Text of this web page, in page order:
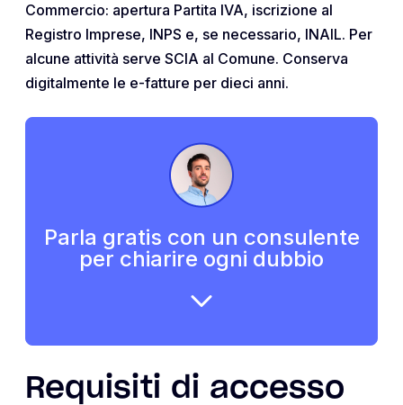
Commercio: apertura Partita IVA, iscrizione al
Registro Imprese, INPS e, se necessario, INAIL. Per
alcune attività serve SCIA al Comune. Conserva
digitalmente le e-fatture per dieci anni.
Parla gratis con un consulente
per chiarire ogni dubbio
Requisiti di accesso